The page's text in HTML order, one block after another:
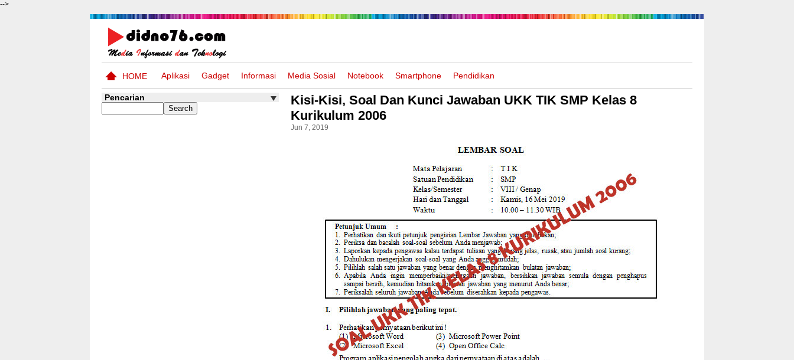
-->
HOME Aplikasi Gadget Informasi Media Sosial Notebook Smartphone Pendidikan
Kisi-Kisi, Soal Dan Kunci Jawaban UKK TIK SMP Kelas 8
Kurikulum 2006
Jun 7, 2019
Pencarian